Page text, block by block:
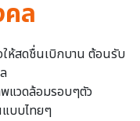
ล
ห้สดชื่นเบิกบาน ต้อนรับ
แวดล้อมรอบๆตัว
บบไทยๆ